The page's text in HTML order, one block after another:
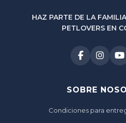
HAZ PARTE DE LA
PETLOVERS EN
SOBRE
Condiciones para